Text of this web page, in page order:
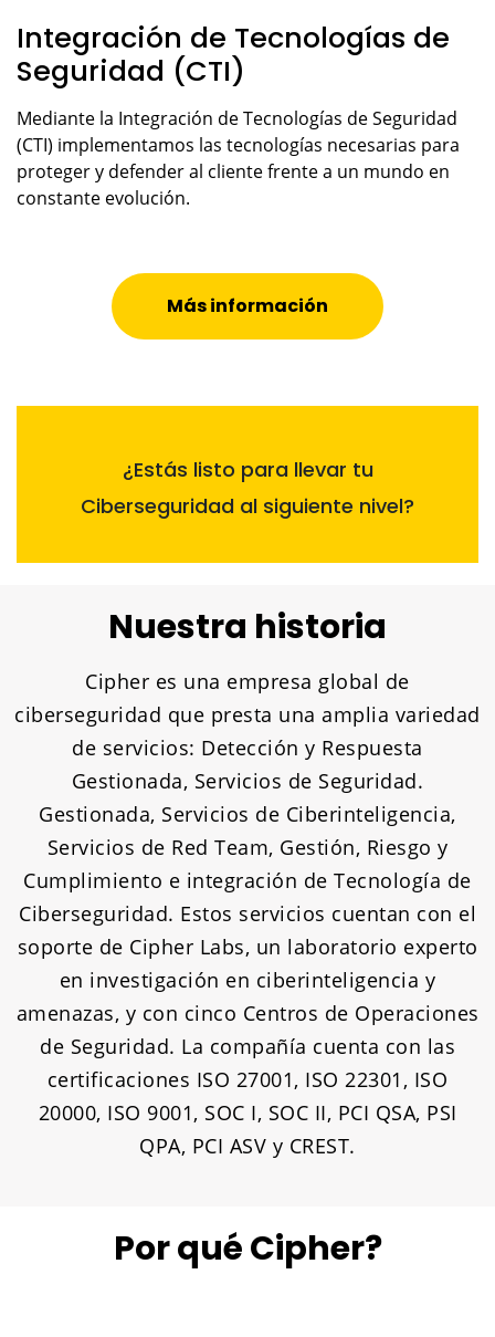
Integración de Tecnologías de
Seguridad (CTI)
Mediante la Integración de Tecnologías de Seguridad
(CTI) implementamos las tecnologías necesarias para
proteger y defender al cliente frente a un mundo en
constante evolución.
Más información
¿Estás listo para llevar tu
Ciberseguridad al siguiente nivel?
Nuestra historia
Cipher es una empresa global de
ciberseguridad que presta una amplia variedad
de servicios: Detección y Respuesta
Gestionada, Servicios de Seguridad.
Gestionada, Servicios de Ciberinteligencia,
Servicios de Red Team, Gestión, Riesgo y
Cumplimiento e integración de Tecnología de
Ciberseguridad. Estos servicios cuentan con el
soporte de Cipher Labs, un laboratorio experto
en investigación en ciberinteligencia y
amenazas, y con cinco Centros de Operaciones
de Seguridad. La compañía cuenta con las
certificaciones ISO 27001, ISO 22301, ISO
20000, ISO 9001, SOC I, SOC II, PCI QSA, PSI
QPA, PCI ASV y CREST.
Por qué Cipher?